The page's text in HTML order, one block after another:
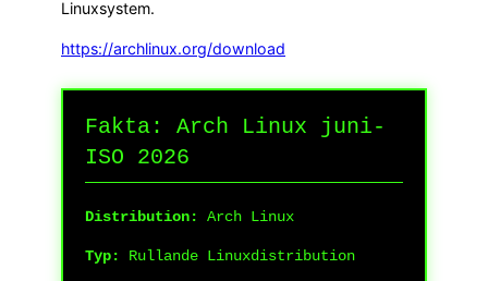
Linuxsystem.
https://archlinux.org/download
Fakta: Arch Linux juni-
ISO 2026
Distribution: Arch Linux
Typ: Rullande Linuxdistribution